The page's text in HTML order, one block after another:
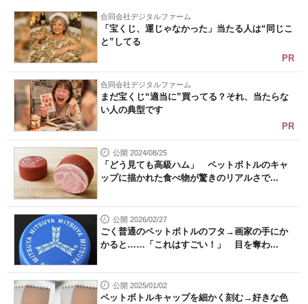
合同会社デジタルファーム
「宝くじ、運じゃなかった」当たる人は“同じこ
と”してる
PR
合同会社デジタルファーム
まだ宝くじ“適当に”買ってる？それ、当たらな
い人の典型です
PR
公開 2024/08/25
「どう見ても高級ハム」 ペットボトルのキャ
ップに描かれた食べ物が驚きのリアルさで...
公開 2026/02/27
ごく普通のペットボトルのフタ→画家の手にか
かると……「これはすごい！」 目を奪わ...
公開 2025/01/02
ペットボトルキャップを細かく刻む→好きな色